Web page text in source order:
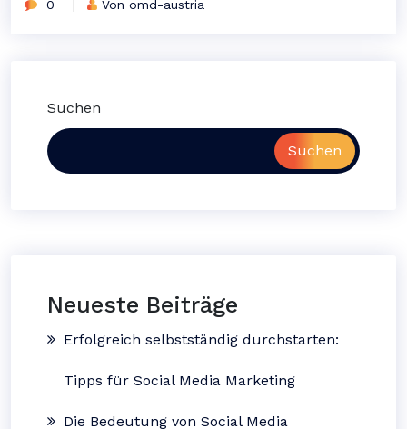
0 Von omd-austria
Suchen
Suchen
Neueste Beiträge
Erfolgreich selbstständig durchstarten:
Tipps für Social Media Marketing
Die Bedeutung von Social Media